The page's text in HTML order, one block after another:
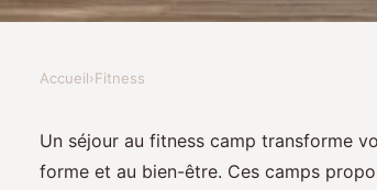
forme avec un
Accueil›Fitness
Un séjour au fitness camp transforme
forme et au bien-être. Ces camps